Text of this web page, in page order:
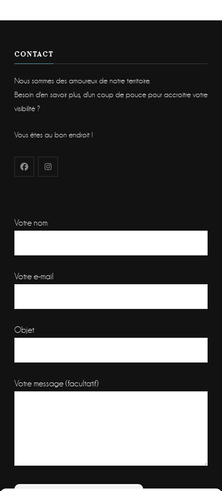
CONTACT
Nous sommes des amoureux de notre territoire.
Besoin d'en savoir plus, d'un coup de pouce pour accroitre votre
visibilité ?
Vous êtes au bon endroit !
Votre nom
Votre e-mail
Objet
Votre message (facultatif)